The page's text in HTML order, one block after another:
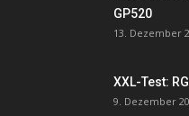
GP520
13. Dezember
XXL-Test:
9. Dezember